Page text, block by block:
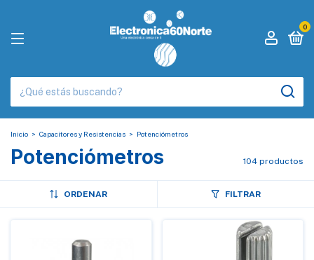
0
Inicio > Capacitores y Resistencias > Potenciómetros
Potenciómetros 104 productos
ORDENAR FILTRAR